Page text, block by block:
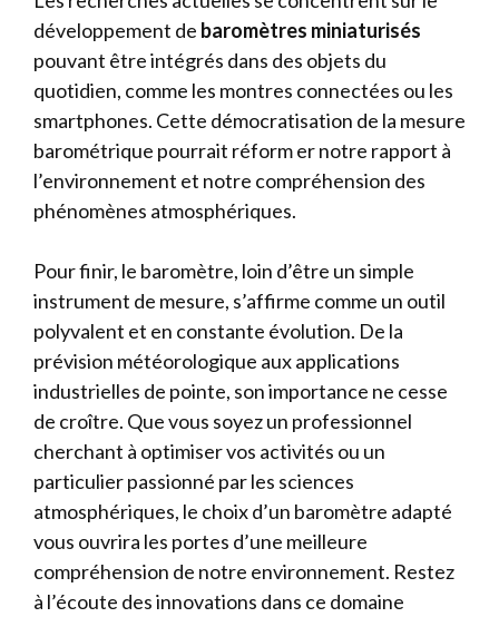
développement de baromètres miniaturisés
pouvant être intégrés dans des objets du
quotidien, comme les montres connectées ou les
smartphones. Cette démocratisation de la mesure
barométrique pourrait réform er notre rapport à
l’environnement et notre compréhension des
phénomènes atmosphériques.
Pour finir, le baromètre, loin d’être un simple
instrument de mesure, s’affirme comme un outil
polyvalent et en constante évolution. De la
prévision météorologique aux applications
industrielles de pointe, son importance ne cesse
de croître. Que vous soyez un professionnel
cherchant à optimiser vos activités ou un
particulier passionné par les sciences
atmosphériques, le choix d’un baromètre adapté
vous ouvrira les portes d’une meilleure
compréhension de notre environnement. Restez
à l’écoute des innovations dans ce domaine